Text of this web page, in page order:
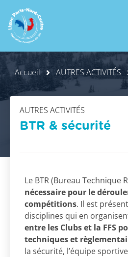
Accueil AUTRES ACTIVITÉS
AUTRES ACTIVITÉS
BTR & sécurité
Le BTR (Bureau Technique
nécessaire pour le
compétitions. Il est
disciplines qui en
entre les Clubs et la FFS
techniques et
la sécurité, l’équipe